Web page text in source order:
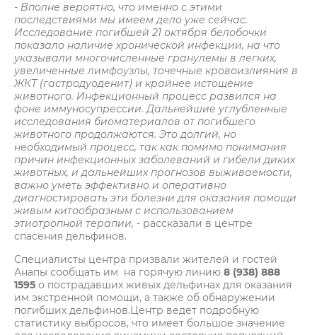
- Вполне вероятно, что именно с этими
последствиями мы имеем дело уже сейчас.
Исследование погибшей 21 октября белобочки
показало наличие хронической инфекции, на что
указывали многочисленные гранулемы в легких,
увеличенные лимфоузлы, точечные кровоизлияния в
ЖКТ (гастродуоденит) и крайнее истощение
животного. Инфекционный процесс развился на
фоне иммуносупрессии. Дальнейшие углубленные
исследования биоматериалов от погибшего
животного продолжаются. Это долгий, но
необходимый процесс, так как помимо понимания
причин инфекционных заболеваний и гибели диких
животных, и дальнейших прогнозов выживаемости,
важно уметь эффективно и оперативно
диагностировать эти болезни для оказания помощи
живым китообразным с использованием
этиотропной терапии, - рассказали в центре
спасения дельфинов.
Специалисты центра призвали жителей и гостей
Анапы сообщать им на горячую линию 8 (938) 888
1595 о пострадавших живых дельфинах для оказания
им экстренной помощи, а также об обнаружении
погибших дельфинов.Центр ведет подробную
статистику выбросов, что имеет большое значение